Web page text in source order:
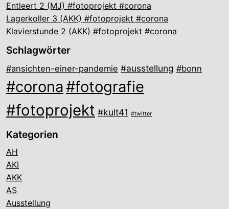
Entleert 2 (MJ) #fotoprojekt #corona
Lagerkoller 3 (AKK) #fotoprojekt #corona
Klavierstunde 2 (AKK) #fotoprojekt #corona
Schlagwörter
#ansichten-einer-pandemie #ausstellung #bonn
#corona#fotografie
#fotoprojekt #kult41 #twitter
Kategorien
AH
AKI
AKK
AS
Ausstellung